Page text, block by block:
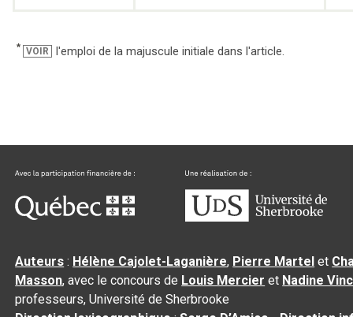
* VOIR l'emploi de la majuscule initiale dans l'article.
Auteurs : Hélène Cajolet-Laganière, Pierre Martel et
Masson, avec le concours de Louis Mercier et Nadine
professeurs, Université de Sherbrooke